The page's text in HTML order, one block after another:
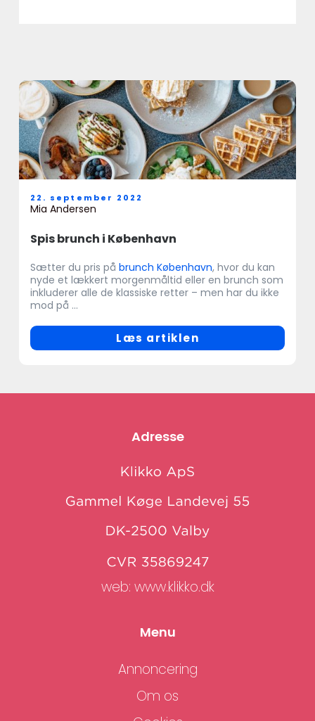
Spis brunch i København
22. september 2022
Mia Andersen
Sætter du pris på brunch København, hvor du kan
nyde et lækkert morgenmåltid eller en brunch som
inkluderer alle de klassiske retter – men har du ikke
mod på ...
Læs artiklen
Adresse
web: www.klikko.dk
Menu
Annoncering
Om os